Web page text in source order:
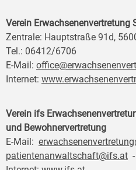
Verein Erwachsenenvertretung
Zentrale: Hauptstraße 91d,
Tel.: 06412/6706
E-Mail:
Internet:
Verein ifs
und Bewohnervertretung
E-Mail:
patientenanwaltschaft@ifs.at -